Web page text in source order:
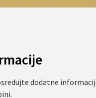
dodatne